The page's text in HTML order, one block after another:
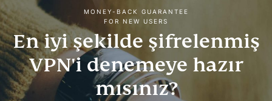
MONEY-BACK GUARANTEE
FOR NEW USERS
En iyi şekilde şifrelenmiş
VPN'i denemeye hazır
mısınız?